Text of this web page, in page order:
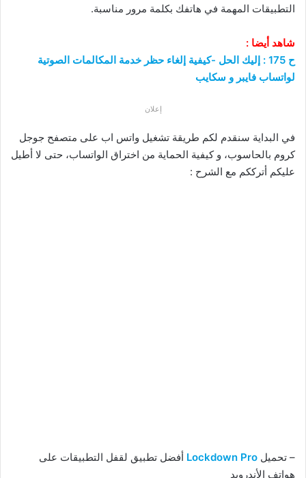
التطبيقات المهمة في هاتفك بكلمة مرور مناسبة.
شاهد أيضا :
ح 175 : إليك الحل -كيفية إلغاء حظر خدمة المكالمات الصوتية
لواتساب فايبر و سكايب
إعلان
في البداية سنقدم لكم طريقة تشغيل واتس اب على متصفح جوجل
كروم بالحاسوب، و كيفية الحماية من اختراق الواتساب، حتى لا أطيل
عليكم أترككم مع الشرح :
– تحميل Lockdown Pro أفضل تطبيق لقفل التطبيقات على
هواتف الأندرويد